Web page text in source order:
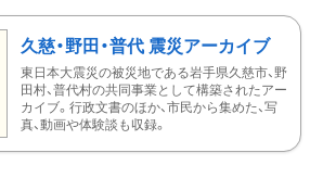
久慈・野田・普代 震災アーカイブ
東日本大震災の被災地である岩手県久慈市、野
田村、普代村の共同事業として構築されたアー
カイブ。行政文書のほか、市民から集めた、写
真、動画や体験談も収録。